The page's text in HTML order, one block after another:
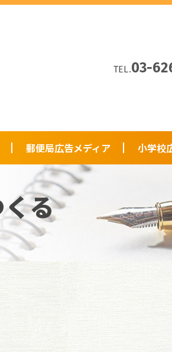
TEL.03-
郵便局広告メディア 小学校
る